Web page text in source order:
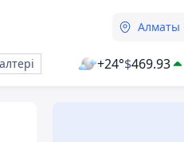
Алматы
+24°$469.93